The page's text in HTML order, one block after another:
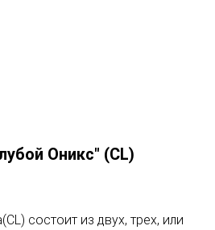
Оникс" (CL)
состоит из двух, трех, или